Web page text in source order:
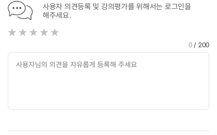
사용자 의견등록 및 강의평가를 위해서는 로그인을
해주세요.
0/ 200